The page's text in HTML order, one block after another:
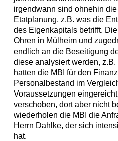
irgendwann sind ohnehin
Etatplanung, z.B. was die
des Eigenkapitals betrifft.
Ohren in Mülheim und
endlich an die Beseitigung
diese analysiert werden,
hatten die MBI für den
Personalbestand im
Voraussetzungen
verschoben, dort aber nicht
wiederholen die MBI die
Herrn Dahlke, der sich
hat.